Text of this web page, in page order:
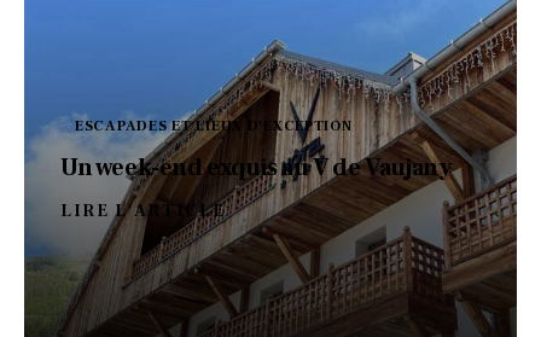
ESCAPADES ET LIEUX D'EXCEPTION
Un week-end exquis au V de Vaujany
LIRE L'ARTICLE